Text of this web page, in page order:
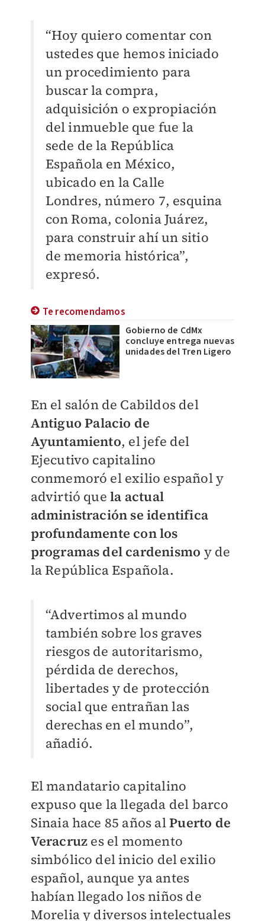
“Hoy quiero comentar con
ustedes que hemos iniciado
un procedimiento para
buscar la compra,
adquisición o expropiación
del inmueble que fue la
sede de la República
Española en México,
ubicado en la Calle
Londres, número 7, esquina
con Roma, colonia Juárez,
para construir ahí un sitio
de memoria histórica”,
expresó.
Te recomendamos
Gobierno de CdMx
concluye entrega nuevas
unidades del Tren Ligero
En el salón de Cabildos del
Antiguo Palacio de
Ayuntamiento, el jefe del
Ejecutivo capitalino
conmemoró el exilio español y
advirtió quela actual
administración se identifica
profundamente con los
programas del cardenismo y de
la República Española.
“Advertimos al mundo
también sobre los graves
riesgos de autoritarismo,
pérdida de derechos,
libertades y de protección
social que entrañan las
derechas en el mundo”,
añadió.
El mandatario capitalino
expuso que la llegada del barco
Sinaia hace 85 años alPuerto de
Veracruz es el momento
simbólico del inicio del exilio
español, aunque ya antes
habían llegado los niños de
Morelia y diversos intelectuales